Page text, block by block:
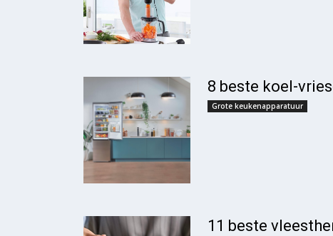
8 beste koel-
Grote keukenapparatuur
11 beste